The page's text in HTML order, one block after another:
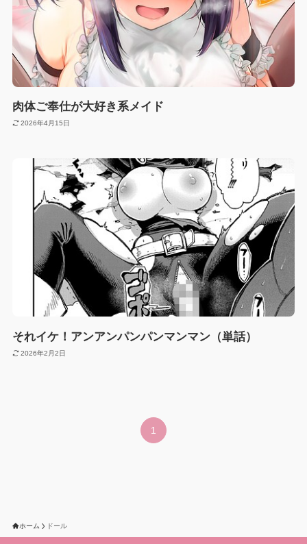
肉体ご奉仕が大好き系メイド
2026年4月15日
それイケ！アンアンパンパンマンマン（単話）
2026年2月2日
1
ホーム ドール